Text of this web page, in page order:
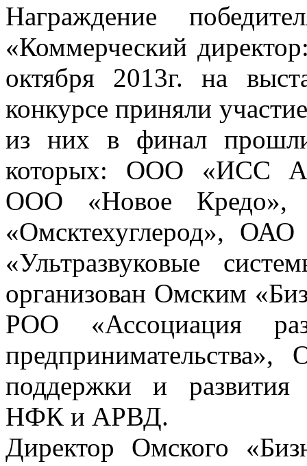
Награждение
«Коммерческий
октября 2013г. на
конкурсе приняли
из них в финал
которых: ООО «ИСС
ООО «Новое
«Омсктехуглерод»,
«Ультразвуковые
организован Омским
РОО «Ассоциация
предпринимательства»,
поддержки и развития
НФК и АРВД.
Директор Омского